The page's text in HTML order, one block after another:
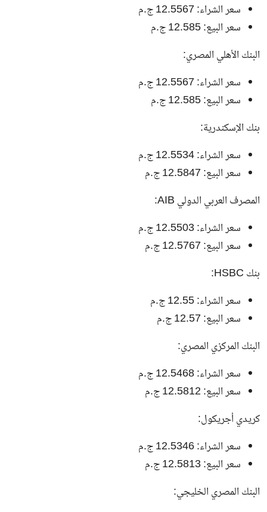
سعر الشراء: 12.5567 ج.م
سعر البيع: 12.585 ج.م
البنك الأهلي المصري:
سعر الشراء: 12.5567 ج.م
سعر البيع: 12.585 ج.م
بنك الإسكندرية:
سعر الشراء: 12.5534 ج.م
سعر البيع: 12.5847 ج.م
المصرف العربي الدولي AIB:
سعر الشراء: 12.5503 ج.م
سعر البيع: 12.5767 ج.م
بنك HSBC:
سعر الشراء: 12.55 ج.م
سعر البيع: 12.57 ج.م
البنك المركزي المصري:
سعر الشراء: 12.5468 ج.م
سعر البيع: 12.5812 ج.م
كريدي أجريكول:
سعر الشراء: 12.5346 ج.م
سعر البيع: 12.5813 ج.م
البنك المصري الخليجي: